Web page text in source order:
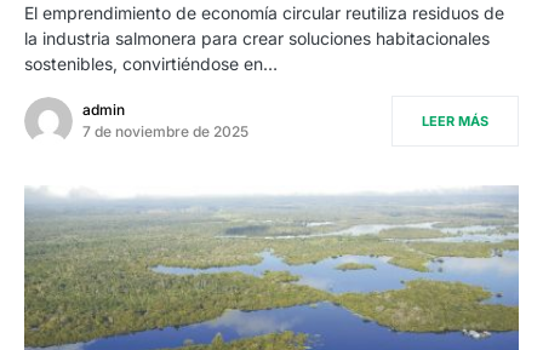
El emprendimiento de economía circular reutiliza residuos de
la industria salmonera para crear soluciones habitacionales
sostenibles, convirtiéndose en…
admin
7 de noviembre de 2025
LEER MÁS